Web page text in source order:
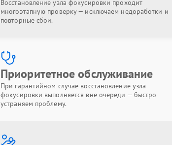
Восстановление узла фокусировки проходит
многоэтапную проверку — исключаем недоработки и
повторные сбои.
Приоритетное обслуживание
При гарантийном случае восстановление узла
фокусировки выполняется вне очереди — быстро
устраняем проблему.